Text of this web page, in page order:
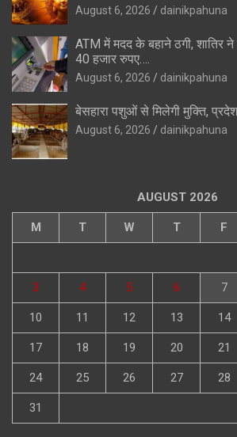
August 6, 2026 dainikpahuna
ATM में मदद के बहाने ठगी, शातिर
40 हजार रुपए….
August 6, 2026 dainikpahuna
बेसहारा पशुओं से मिलेगी मुक्ति,
August 6, 2026 dainikpahuna
AUGUST 2026
M T W T F
3 4 5 6 7
10 11 12 13 14
17 18 19 20 21
24 25 26 27 28
31